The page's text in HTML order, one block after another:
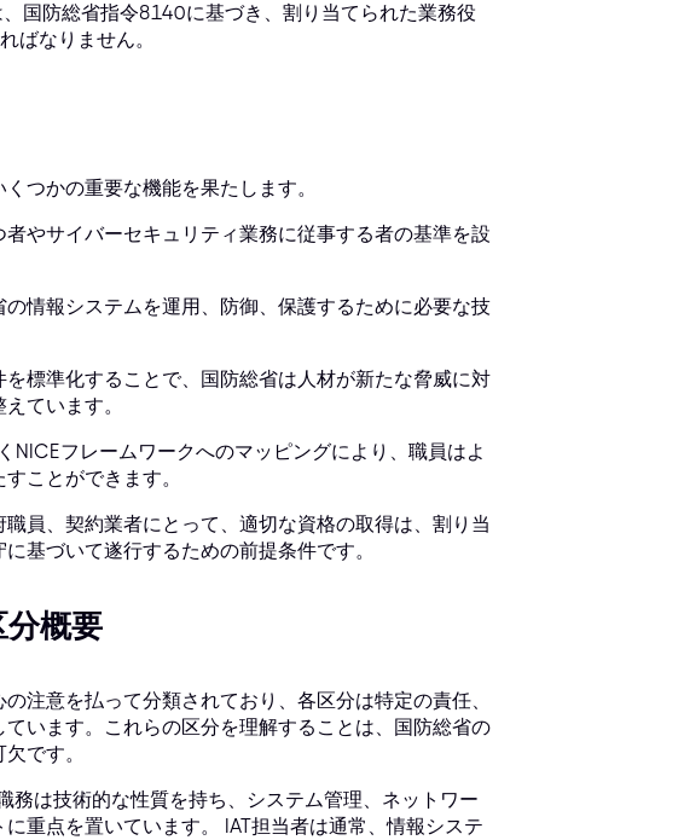
国防総省指令8140に基づき、割り当てられた業務役
ばなりません。
つかの重要な機能を果たします。
やサイバーセキュリティ業務に従事する者の基準を設
情報システムを運用、防御、保護するために必要な技
標準化することで、国防総省は人材が新たな脅威に対
ています。
フレームワークへのマッピングにより、職員はよ
ことができます。
員、契約業者にとって、適切な資格の取得は、割り当
基づいて遂行するための前提条件です。
概要
注意を払って分類されており、各区分は特定の責任、
います。これらの区分を理解することは、国防総省の
です。
務は技術的な性質を持ち、システム管理、ネットワー
重点を置いています。 IAT担当者は通常、情報システ